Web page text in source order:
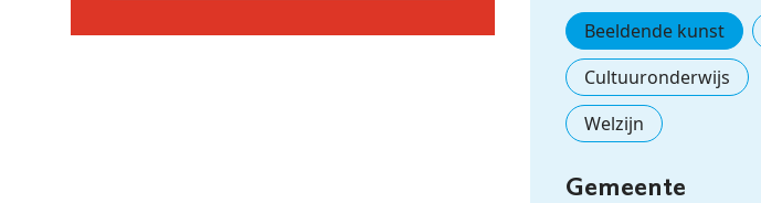
Beeldende kunst
Cultuuronderwijs
Welzijn
Gemeente